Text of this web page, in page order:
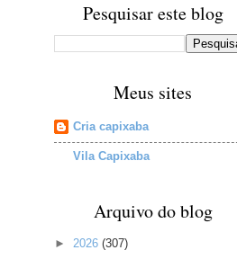
Pesquisar este blog
Meus sites
Cria capixaba
Vila Capixaba
Arquivo do blog
► 2026 (307)